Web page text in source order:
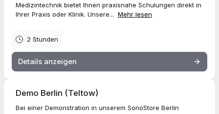
Medizintechnik bietet Ihnen praxisnahe Schulungen direkt in
Ihrer Praxis oder Klinik. Unsere... Mehr lesen
2 Stunden
Details anzeigen
Demo Berlin (Teltow)
Bei einer Demonstration in unserem SonoStore Berlin